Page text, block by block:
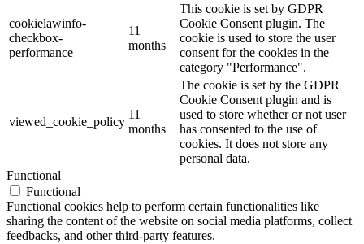
cookielawinfo-
checkbox-
performance
11
months
This cookie is set by GDPR
Cookie Consent plugin. The
cookie is used to store the user
consent for the cookies in the
category "Performance".
viewed_cookie_policy
11
months
The cookie is set by the GDPR
Cookie Consent plugin and is
used to store whether or not user
has consented to the use of
cookies. It does not store any
personal data.
Functional
Functional
Functional cookies help to perform certain functionalities like
sharing the content of the website on social media platforms, collect
feedbacks, and other third-party features.